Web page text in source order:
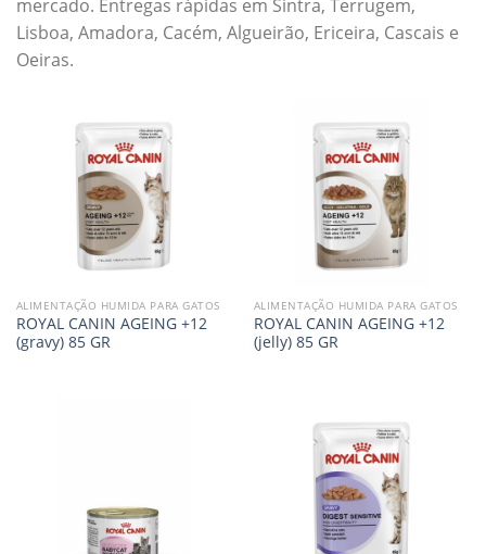
mercado. Entregas rápidas em Sintra, Terrugem,
Lisboa, Amadora, Cacém, Algueirão, Ericeira, Cascais e
Oeiras.
ALIMENTAÇÃO HUMIDA PARA GATOS
ROYAL CANIN AGEING +12
(gravy) 85 GR
ALIMENTAÇÃO HUMIDA PARA GATOS
ROYAL CANIN AGEING +12
(jelly) 85 GR